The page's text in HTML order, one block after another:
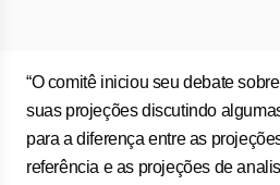
“O comitê iniciou seu debate
suas projeções discutindo
para a diferença entre as
referência e as projeções de